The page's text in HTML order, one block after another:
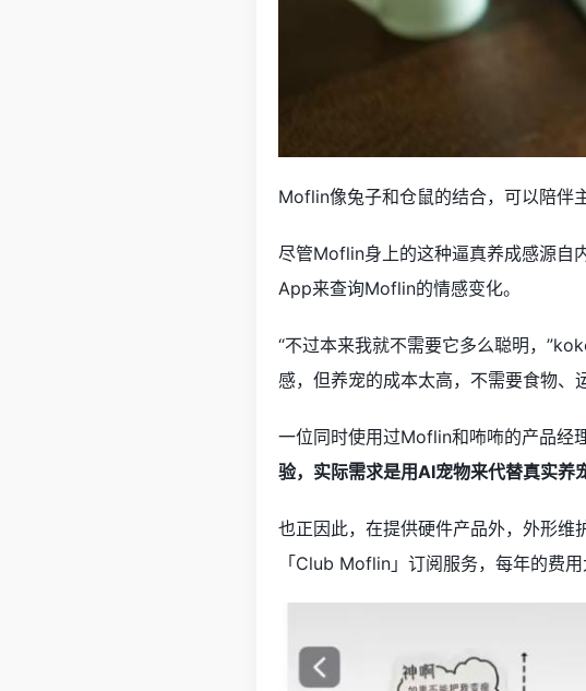
Moflin像兔子和仓鼠的结合，可以陪伴
尽管Moflin身上的这种逼真养成感源自
App来查询Moflin的情感变化。
“不过本来我就不需要它多么聪明，
感，但养宠的成本太高，不需要食物、
一位同时使用过Moflin和咘咘的产品经
验，实际需求是用AI宠物来代替真实养
也正因此，在提供硬件产品外，外形
「Club Moflin」订阅服务，每年的费用